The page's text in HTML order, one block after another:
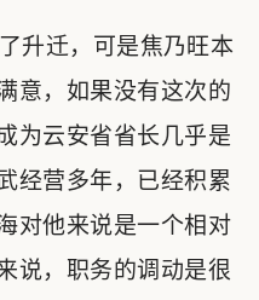
升迁，可是焦乃旺本
意，如果没有这次的
为云安省省长几乎是
经营多年，已经积累
对他来说是一个相对
说，职务的调动是很